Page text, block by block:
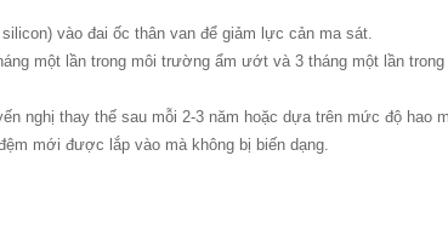
vào đai ốc thân van để giảm lực cản ma sát.
một lần trong môi trường ẩm ướt và 3 tháng một lần trong
nghị thay thế sau mỗi 2-3 năm hoặc dựa trên mức độ hao
mới được lắp vào mà không bị biến dạng.